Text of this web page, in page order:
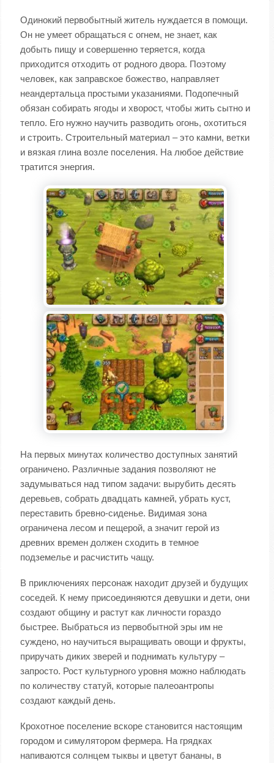
Одинокий первобытный житель нуждается в помощи.
Он не умеет обращаться с огнем, не знает, как
добыть пищу и совершенно теряется, когда
приходится отходить от родного двора. Поэтому
человек, как заправское божество, направляет
неандертальца простыми указаниями. Подопечный
обязан собирать ягоды и хворост, чтобы жить сытно и
тепло. Его нужно научить разводить огонь, охотиться
и строить. Строительный материал – это камни, ветки
и вязкая глина возле поселения. На любое действие
тратится энергия.
На первых минутах количество доступных занятий
ограничено. Различные задания позволяют не
задумываться над типом задачи: вырубить десять
деревьев, собрать двадцать камней, убрать куст,
переставить бревно-сиденье. Видимая зона
ограничена лесом и пещерой, а значит герой из
древних времен должен сходить в темное
подземелье и расчистить чащу.
В приключениях персонаж находит друзей и будущих
соседей. К нему присоединяются девушки и дети, они
создают общину и растут как личности гораздо
быстрее. Выбраться из первобытной эры им не
суждено, но научиться выращивать овощи и фрукты,
приручать диких зверей и поднимать культуру –
запросто. Рост культурного уровня можно наблюдать
по количеству статуй, которые палеоантропы
создают каждый день.
Крохотное поселение вскоре становится настоящим
городом и симулятором фермера. На грядках
напиваются солнцем тыквы и цветут бананы, в